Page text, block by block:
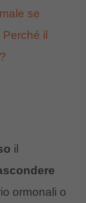
se
il
il
ormonali o